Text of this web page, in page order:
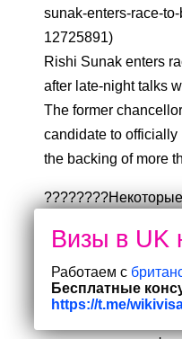
sunak-enters-race-
12725891)
Rishi Sunak enters
after late-night talks
The former
candidate to officially
the backing of more
вступлении НАТО в
между Россией и
(https://t.me/
Работаем с
Бесплатные
https://t.me/